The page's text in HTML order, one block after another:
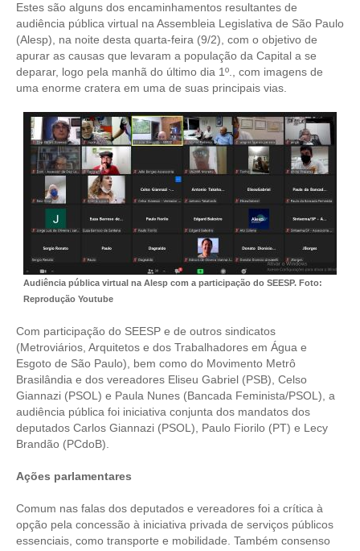
TRANSPARÊNCIA
JURÍDICO
CONSULTORIA
ACORDOS, CONVENÇÕES E DISSÍDIOS
CONTRIBUIÇÕES
CONTRIBUIÇÃO ASSISTENCIAL
CONTRIBUIÇÃO ASSOCIATIVA OU ANUIDADE DE SÓCIO
CONTRIBUIÇÃO SINDICAL URBANA
FGTS EXPURGOS
FGTS CORREÇÃO
LEGISLAÇÃO
LEI 4.950-A/1966 – PISO SALARIAL
RES 1.002/2002 – CÓDIGO DE ÉTICA
Estes são alguns dos encaminhamentos resultantes de
audiência pública virtual na Assembleia Legislativa de São Paulo
(Alesp), na noite desta quarta-feira (9/2), com o objetivo de
apurar as causas que levaram a população da Capital a se
deparar, logo pela manhã do último dia 1º., com imagens de
uma enorme cratera em uma de suas principais vias.
Audiência pública virtual na Alesp com a participação do SEESP. Foto:
Reprodução Youtube
Com participação do SEESP e de outros sindicatos
(Metroviários, Arquitetos e dos Trabalhadores em Água e
Esgoto de São Paulo), bem como do Movimento Metrô
Brasilândia e dos vereadores Eliseu Gabriel (PSB), Celso
Giannazi (PSOL) e Paula Nunes (Bancada Feminista/PSOL), a
audiência pública foi iniciativa conjunta dos mandatos dos
deputados Carlos Giannazi (PSOL), Paulo Fiorilo (PT) e Lecy
Brandão (PCdoB).
Ações parlamentares
Comum nas falas dos deputados e vereadores foi a crítica à
opção pela concessão à iniciativa privada de serviços públicos
essenciais, como transporte e mobilidade. Também consenso